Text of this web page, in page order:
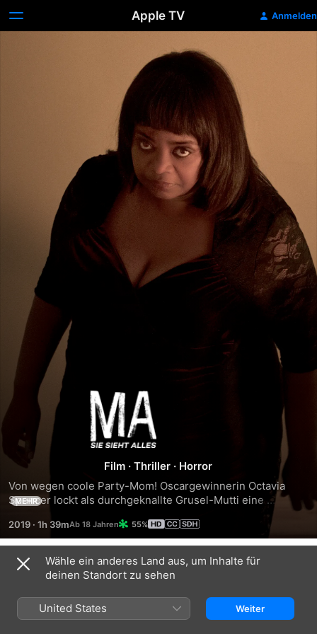
Apple TV Anmelden
Ma
-
Sie
sieht
alles
Film ·Thriller · Horror
Von wegen coole Party-Mom! Oscargewinnerin Octavia
Spencer lockt als durchgeknallte Grusel-Mutti eine
feierwütige Teenager-Clique in die Falle. Smarter Psycho-
Horror von den "Get Out"-Produzenten.
MEHR
2019 · 1h 39m 55%
Trailer
Wähle ein anderes Land aus, um Inhalte für
deinen Standort zu sehen
United States Weiter